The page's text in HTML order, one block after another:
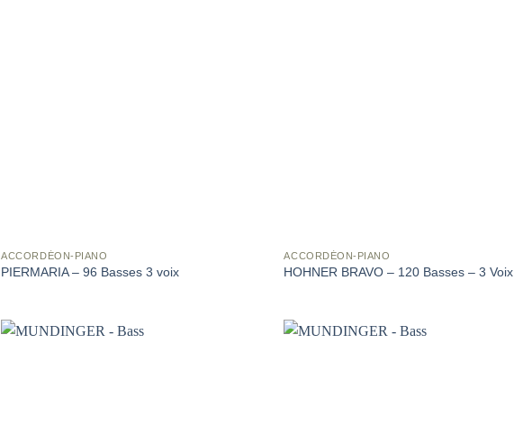
ACCORDÉON-PIANO
PIERMARIA – 96 Basses 3 voix
ACCORDÉON-PIANO
HOHNER BRAVO – 120 Basses – 3 Voix